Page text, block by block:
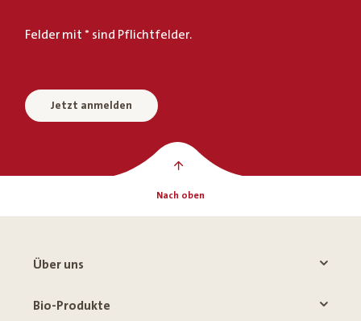
Felder mit * sind Pflichtfelder.
Jetzt anmelden
Nach oben
Über uns
Bio-Produkte